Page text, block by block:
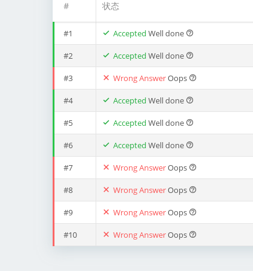
# 状态
#1 Accepted Well done
#2 Accepted Well done
#3 Wrong AnswerOops
#4 Accepted Well done
#5 Accepted Well done
#6 Accepted Well done
#7 Wrong AnswerOops
#8 Wrong AnswerOops
#9 Wrong AnswerOops
#10 Wrong AnswerOops